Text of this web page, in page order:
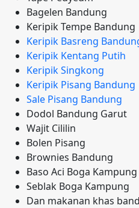
Bagelen Bandung
Keripik Tempe Bandung
Keripik Basreng
Keripik Kentang Putih
Keripik Singkong
Keripik Pisang Bandung
Sale Pisang Bandung
Dodol Bandung Garut
Wajit Cililin
Bolen Pisang
Brownies Bandung
Baso Aci Boga Kampung
Seblak Boga Kampung
Dan makanan khas